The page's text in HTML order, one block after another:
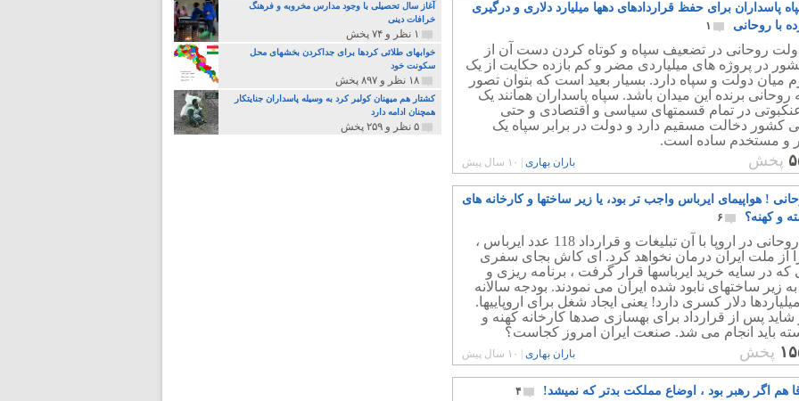
پاسداران برای حفظ قراردادهای دهها میلیارد دلاری و درگیری
با روحانی
۱
روحانی در تضعیف سپاه و کوتاه کردن دست آن از
در پروژه های میلیاردی مضر و کم بازده حکایت از یک
میان دولت و سپاه دارد. بسیار بعید است که بتوان تصور
روحانی برنده این میدان باشد. سپاه پاسداران همانند یک
در تمام قسمتهای سیاسی و اقتصادی و حتی
کشور دخالت مسقیم دارد و دولت در برابر سپاه یک
و مستخدم ساده است.
پخش باران بهاری ۱۰ سال پیش
! هواپیمای ایرباس واجب تر بود، یا زیر ساختها و کارخانه های
و کهنه؟
۶
حضور روحانی در اروپا با آن تبلیغات و قرارداد 118 عدد ایرباس ،
از ملت ایران درمان نخواهد کرد. ای کاش بجای سفری
که در سایه خرید ایرباسها قرار گرفت ، برنامه ریزی و
زیر ساختهای نابود شده ایران می نمودند. بودجه سالانه
دلار کسری دارد! یعنی ایجاد شغل برای اروپاییها.
شاید پس از قرارداد برای بهسازی صدها کارخانه کهنه و
باید انجام می شد. صنعت ایران امروز کجاست؟
و پوشاک ، کفش سازی ، کارخانه های بسته بندی
مواد غذایی در ایران نگران کننده و نابود شده است
پخش باران بهاری ۱۰ سال پیش
هم اگر رهبر بود ، اوضاع مملکت بدتر که نمیشد! ۴
آغاز سال تحصیلی با وجود مدارس مخروبه و فرهنگ
خرافات دینی
۱ نظر و ۷۴ پخش
خوابهای طلائی کردها برای جداکردن بخشهای محل
سکونت خود
۱۸ نظر و ۸۹۷ پخش
کشتار هم میهنان کولبر کرد به وسیله پاسداران جنایتکار
همچنان ادامه دارد
۵ نظر و ۲۵۹ پخش